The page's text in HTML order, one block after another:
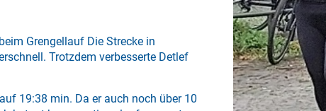
Grengellauf Die Strecke in
Trotzdem verbesserte Detlef
19:38 min. Da er auch noch über 10